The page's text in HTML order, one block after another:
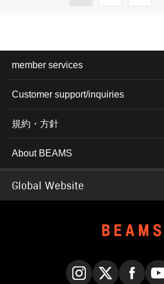
member services
Customer support/inquiries
規約・方針
About BEAMS
Global Website